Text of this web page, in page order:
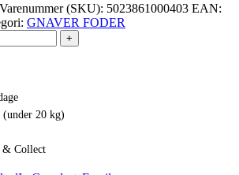
Varenummer (SKU): 5023861000403 EAN:
GNAVER FODER
+
20 kg)
& Collect